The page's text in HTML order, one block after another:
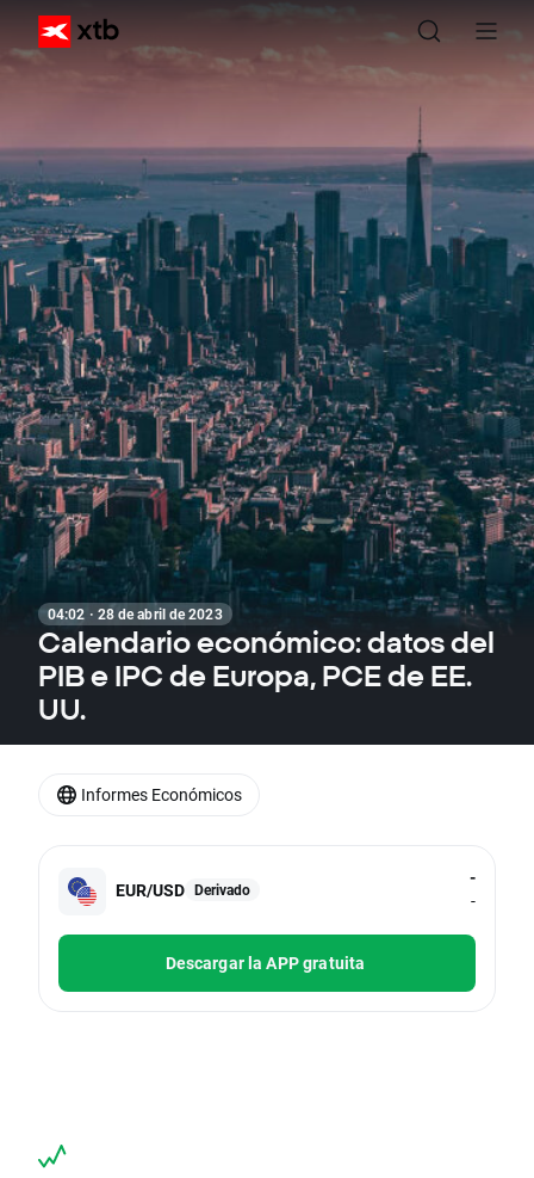
04:02 · 28 de abril de 2023
Calendario económico: datos del
PIB e IPC de Europa, PCE de EE.
UU.
EUR/USD Derivado
-
-
Descargar la APP gratuita
Informes Económicos